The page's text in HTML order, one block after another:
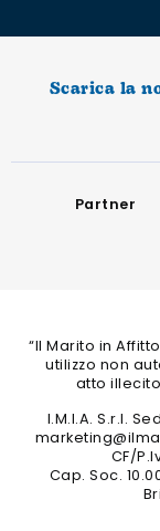
Scarica la
Partner
“Il Marito in
utilizzo non
atto
I.M.I.A. S.r.l.
CF/
Cap. Soc.